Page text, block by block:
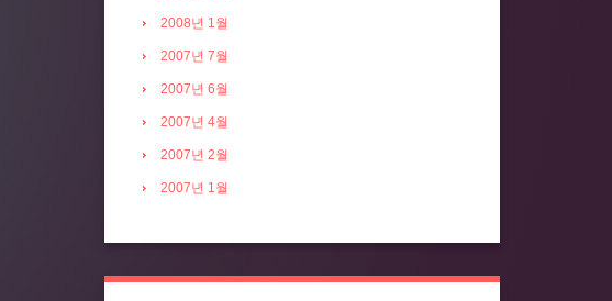
2008년 1월
2007년 7월
2007년 6월
2007년 4월
2007년 2월
2007년 1월